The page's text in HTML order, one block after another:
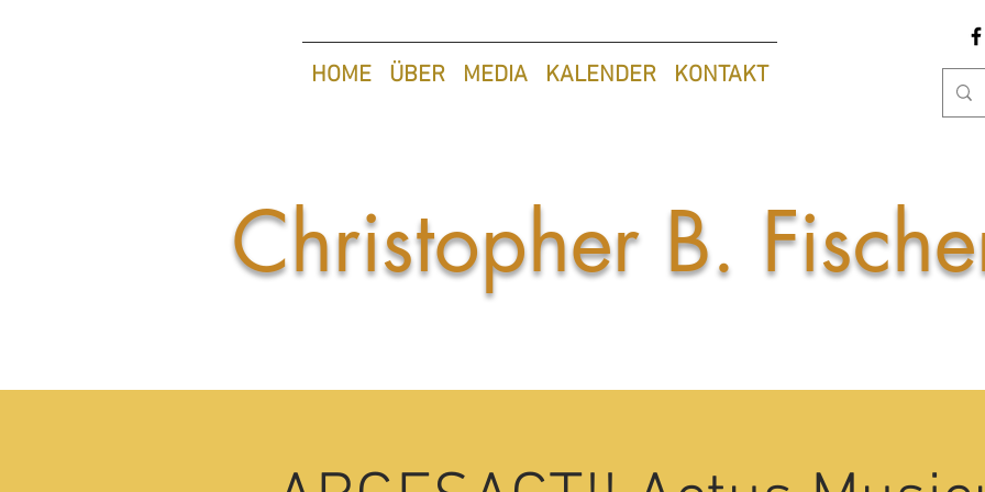
HOME ÜBER MEDIA KALENDER KONTAKT
Christopher B.